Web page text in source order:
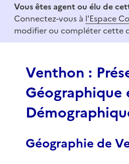
f
Vous êtes agent ou élu de
Connectez-vous à l'Espace
modifier ou compléter cette
Venthon :
Géographique
Géographie de